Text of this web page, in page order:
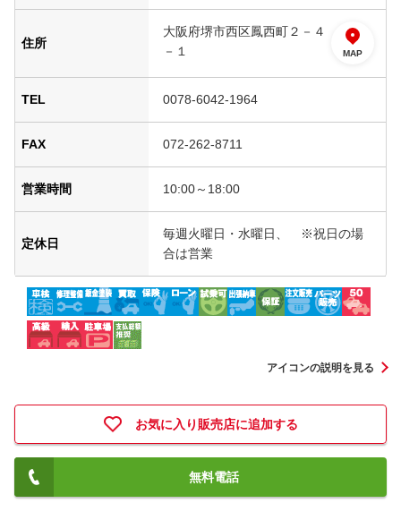
住所
大阪府堺市西区鳳西町２－４
－１
MAP
TEL 0078-6042-1964
FAX 072-262-8711
営業時間 10:00～18:00
定休日
毎週火曜日・水曜日、 ※祝日の場
合は営業
アイコンの説明を見る
お気に入り販売店に追加する
無料電話